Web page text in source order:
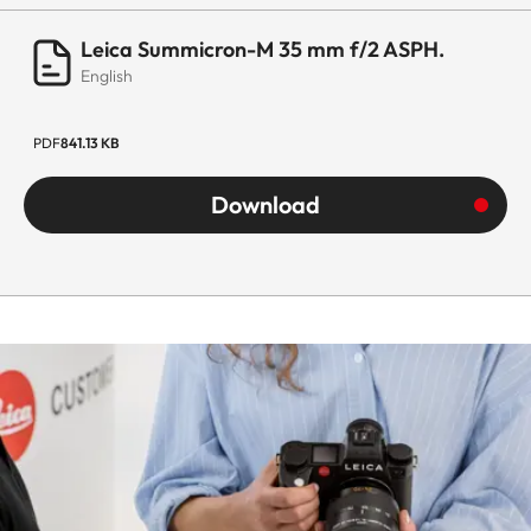
Leica Summicron-M 35 mm f/2 ASPH.
English
PDF841.13 KB
Download